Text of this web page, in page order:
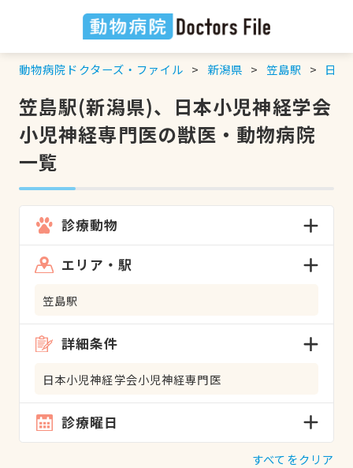
動物病院ドクターズ・ファイル 新潟県 笠島駅 日本
笠島駅(新潟県)、日本小児神経学会
小児神経専門医の獣医・動物病院
一覧
診療動物
エリア・駅
笠島駅
詳細条件
日本小児神経学会小児神経専門医
診療曜日
すべてをクリア